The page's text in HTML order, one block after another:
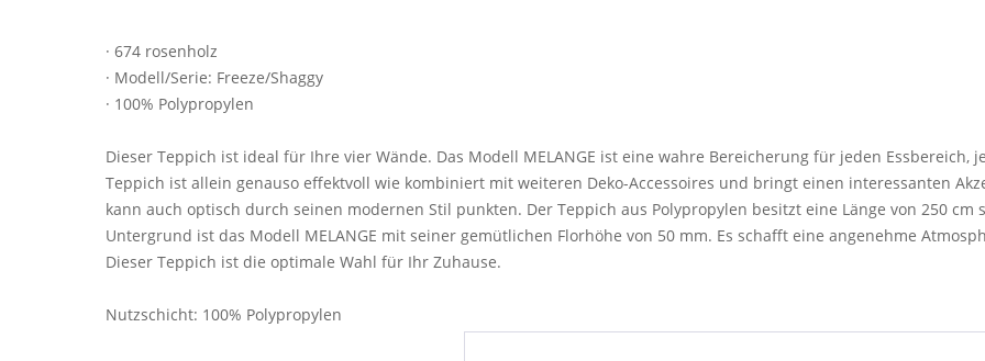
· 674 rosenholz
· Modell/Serie: Freeze/Shaggy
· 100% Polypropylen
Dieser Teppich ist ideal für Ihre vier Wände. Das Modell MELANGE ist eine wahre Bereicherung für jeden Essbereich,
Teppich ist allein genauso effektvoll wie kombiniert mit weiteren Deko-Accessoires und bringt einen interessanten
kann auch optisch durch seinen modernen Stil punkten. Der Teppich aus Polypropylen besitzt eine Länge von 250
Untergrund ist das Modell MELANGE mit seiner gemütlichen Florhöhe von 50 mm. Es schafft eine angenehme
Dieser Teppich ist die optimale Wahl für Ihr Zuhause.
Nutzschicht: 100% Polypropylen